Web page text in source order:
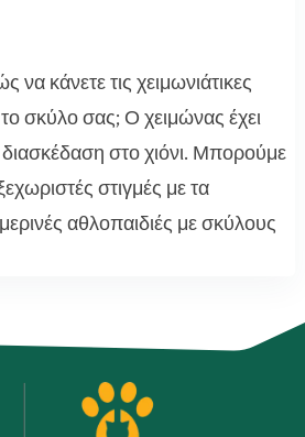
κάνετε τις χειμωνιάτικες
σκύλο σας; Ο χειμώνας έχει
διασκέδαση στο χιόνι. Μπορούμε
στιγμές με τα
αθλοπαιδιές με σκύλους